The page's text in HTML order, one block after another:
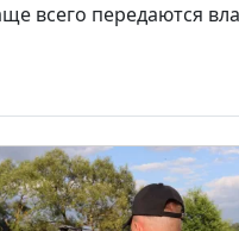
всего передаются